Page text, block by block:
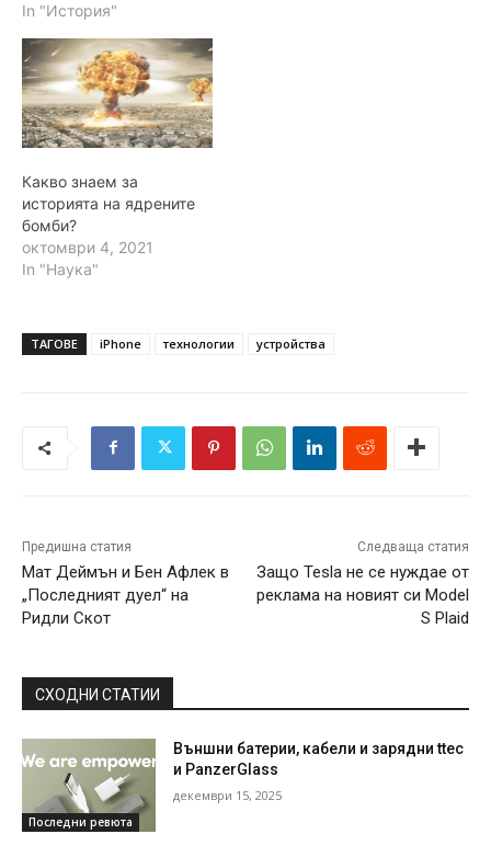
In "История"
Какво знаем за
историята на ядрените
бомби?
октомври 4, 2021
In "Наука"
ТАГОВЕ iPhone технологии устройства
Предишна статия
Мат Деймън и Бен Афлек в
„Последният дуел“ на
Ридли Скот
Следваща статия
Защо Tesla не се нуждае от
реклама на новият си Model
S Plaid
СХОДНИ СТАТИИ
Последни ревюта
Външни батерии, кабели и зарядни ttec
и PanzerGlass
декември 15, 2025